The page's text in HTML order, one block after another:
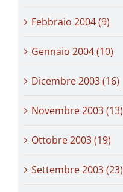
Febbraio 2004 (9)
Gennaio 2004 (10)
Dicembre 2003 (16)
Novembre 2003 (13)
Ottobre 2003 (19)
Settembre 2003 (23)